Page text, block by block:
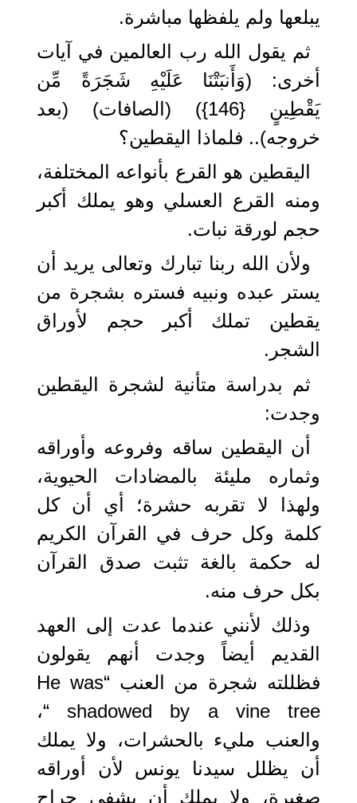
يبلعها ولم يلفظها مباشرة.
ثم يقول الله رب العالمين في آيات
أخرى: (وَأَنبَتْنَا عَلَيْهِ شَجَرَةً مِّن
يَقْطِينٍ {146}) (الصافات) (بعد
خروجه).. فلماذا اليقطين؟
اليقطين هو القرع بأنواعه المختلفة،
ومنه القرع العسلي وهو يملك أكبر
حجم لورقة نبات.
ولأن الله ربنا تبارك وتعالى يريد أن
يستر عبده ونبيه فستره بشجرة من
يقطين تملك أكبر حجم لأوراق
الشجر.
ثم بدراسة متأنية لشجرة اليقطين
وجدت:
أن اليقطين ساقه وفروعه وأوراقه
وثماره مليئة بالمضادات الحيوية،
ولهذا لا تقربه حشرة؛ أي أن كل
كلمة وكل حرف في القرآن الكريم
له حكمة بالغة تثبت صدق القرآن
بكل حرف منه.
وذلك لأنني عندما عدت إلى العهد
القديم أيضاً وجدت أنهم يقولون
فظللته شجرة من العنب “He was
shadowed by a vine tree “،
والعنب مليء بالحشرات، ولا يملك
أن يظلل سيدنا يونس لأن أوراقه
صغيرة، ولا يملك أن يشفي جراح